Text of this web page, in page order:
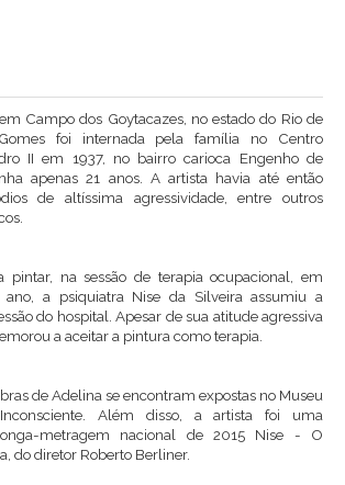
Campo dos Goytacazes, no estado do Rio de
foi internada pela família no Centro
II em 1937, no bairro carioca Engenho de
apenas 21 anos. A artista havia até então
de altíssima agressividade, entre outros
pintar, na sessão de terapia ocupacional, em
a psiquiatra Nise da Silveira assumiu a
do hospital. Apesar de sua atitude agressiva
a aceitar a pintura como terapia.
de Adelina se encontram expostas no Museu
Além disso, a artista foi uma
metragem nacional de 2015 Nise - O
do diretor Roberto Berliner.